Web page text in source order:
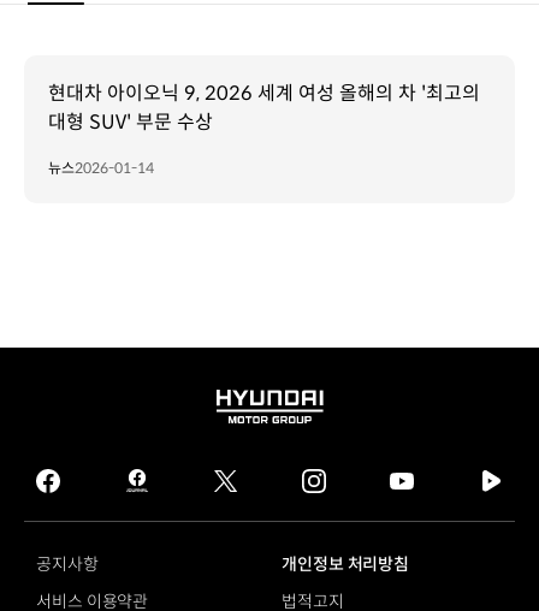
현대차 아이오닉 9, 2026 세계 여성 올해의 차 '최고의
대형 SUV' 부문 수상
뉴스2026-01-14
HYUNDAI
GROUP
facebook
hmg
journal
twitter instagram
tv
공지사항
개인정보 처리방침
서비스 이용약관
법적고지